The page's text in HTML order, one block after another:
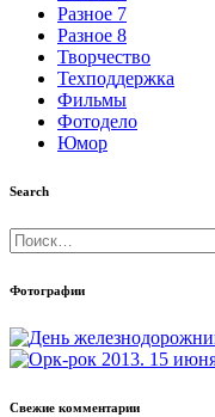
Разное 7
Разное 8
Творчество
Техподдержка
Фильмы
Фотодело
Юмор
Search
Найти:
Фотографии
Свежие комментарии